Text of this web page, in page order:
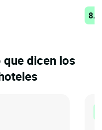
que dicen los